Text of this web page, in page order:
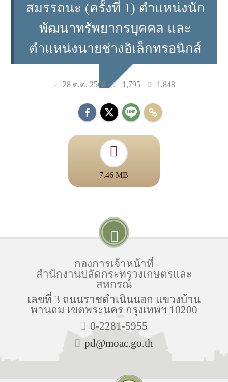
สมรรถนะ (ครั้งที่ 1) ตำแหน่งนัก
พัฒนาทรัพยากรบุคคล และ
ตำแหน่งนายช่างอิเล็กทรอนิกส์
28 ต.ค. 2568 1,795 1,848
7.46 MB
กองการเจ้าหน้าที่
สำนักงานปลัดกระทรวงเกษตรและ
สหกรณ์
เลขที่ 3 ถนนราชดำเนินนอก แขวงบ้าน
พานถม เขตพระนคร กรุงเทพฯ 10200
0-2281-5955
pd@moac.go.th